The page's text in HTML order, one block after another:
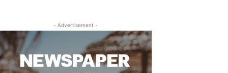
- Advertisement -